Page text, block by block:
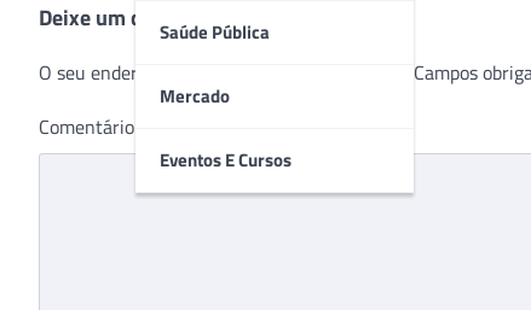
Saúde Pública
Mercado
Eventos E Cursos
Post
Deixe um comentário
O seu endereço de e-mail não será publicado. Campos
Comentário